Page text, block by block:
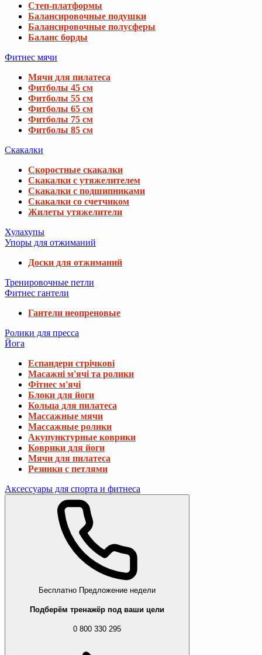
Степ-платформы
Балансировочные подушки
Балансировочные полусферы
Баланс борды
Фитнес мячи
Мячи для пилатеса
Фитболы 45 см
Фитболы 55 см
Фитболы 65 см
Фитболы 75 см
Фитболы 85 см
Скакалки
Скоростные скакалки
Скакалки с утяжелителем
Скакалки с подшипниками
Скакалки со счетчиком
Жилеты утяжелители
Хулахупы
Упоры для отжиманий
Доски для отжиманий
Тренировочные петли
Фитнес гантели
Гантели неопреновые
Ролики для пресса
Йога
Еспандери стрічкові
Масажні м'ячі та ролики
Фітнес м'ячі
Блоки для йоги
Кольца для пилатеса
Массажные мячи
Массажные ролики
Акупунктурные коврики
Коврики для йоги
Мячи для пилатеса
Резинки с петлями
Аксессуары для спорта и фитнеса
Бесплатно Предложение недели
Подберём тренажёр под ваши цели
0 800 330 295